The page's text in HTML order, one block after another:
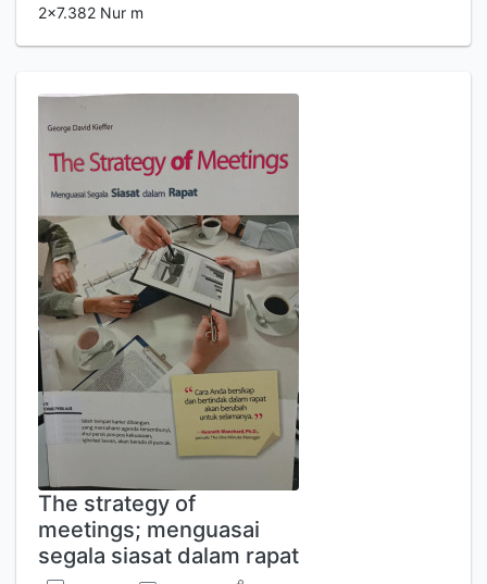
2x7.382 Nur m
The strategy of
meetings; menguasai
segala siasat dalam rapat